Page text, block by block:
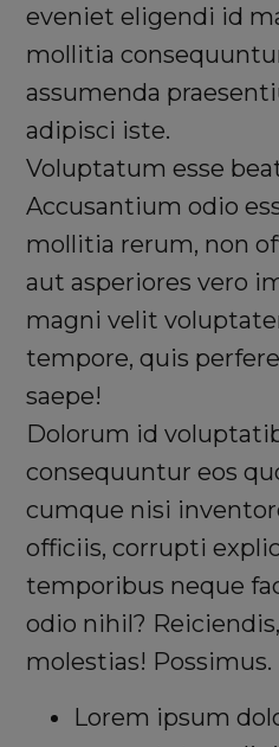
eveniet eligendi id
mollitia
assumenda
adipisci iste.
Voluptatum esse
Accusantium odio
mollitia rerum, non
aut asperiores vero
magni velit
tempore, quis
saepe!
Dolorum id
consequuntur eos
cumque nisi
officiis, corrupti
temporibus neque
odio nihil?
molestias! Possimus.
Lorem ipsum